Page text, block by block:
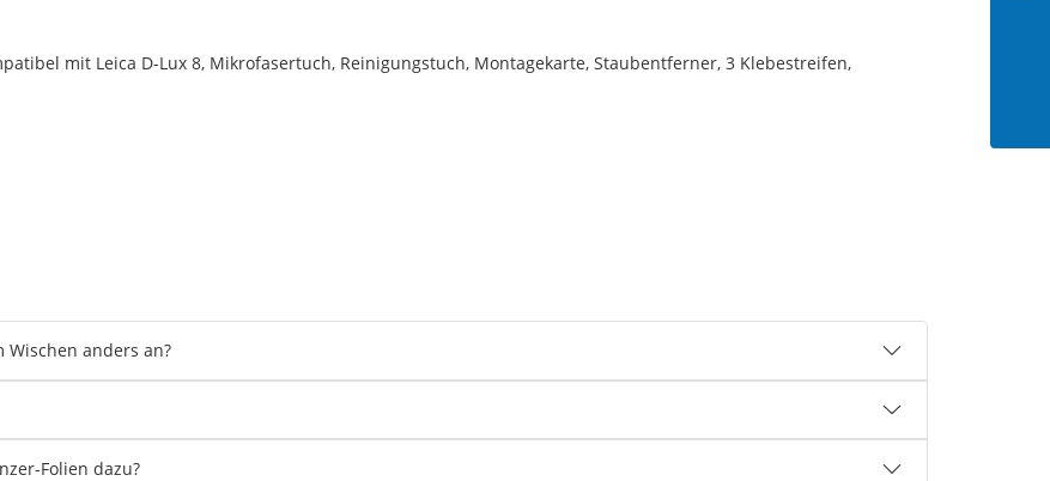
mit Leica D-Lux 8, Mikrofasertuch, Reinigungstuch, Montagekarte, Staubentferner, 3 Klebestreifen,
Wischen anders an?
Folien dazu?